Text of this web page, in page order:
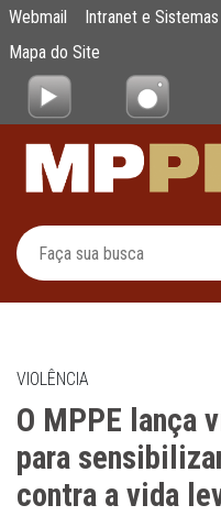
Pular para o Conteúdo principal
O MPPE lança
Webmail Intranet e Sistemas
Mapa do Site
VIOLÊNCIA
O MPPE lança
para
contra a vida